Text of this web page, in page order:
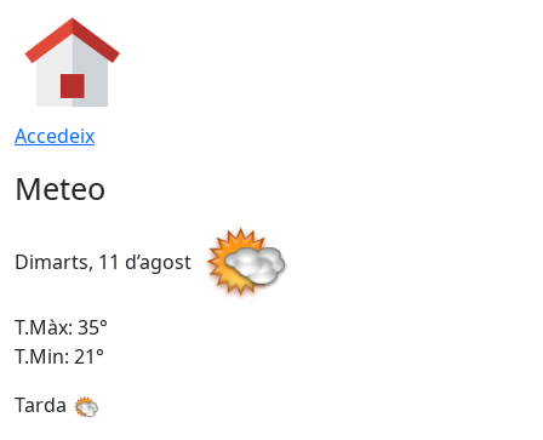
Accedeix
Meteo
Dimarts, 11 d’agost
T.Màx: 35°
T.Min: 21°
Tarda